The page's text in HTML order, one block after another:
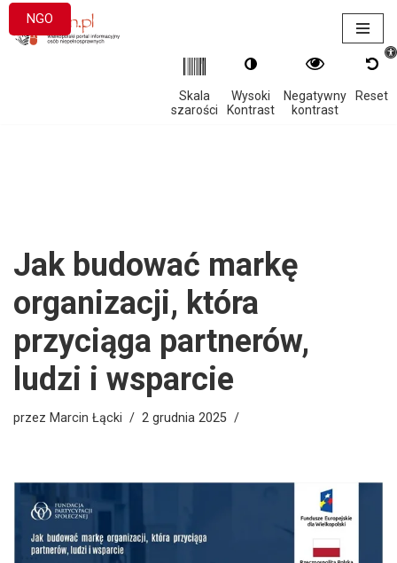
Skala
szarości
Wysoki
Kontrast
Negatywny
kontrast
Reset
Przejdź
Jak budować markę
organizacji, która
przyciąga partnerów,
ludzi i wsparcie
przez Marcin Łącki 2 grudnia 2025
NGO